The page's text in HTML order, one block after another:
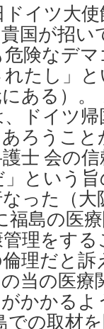
ドイツ大
国が招
険なデ
たし」
ある）
ドイツ
ろうこ
士 会の
という
った（
福島の医
理をす
理だと訴
当の医療
かかる
の取材